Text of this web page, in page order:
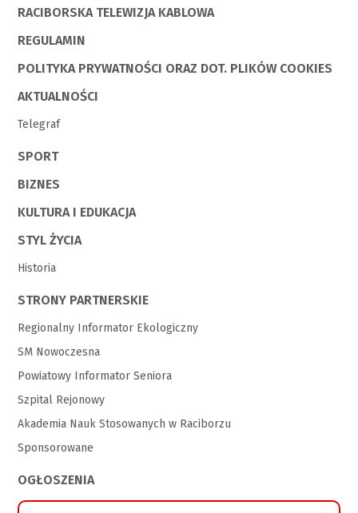
RACIBORSKA TELEWIZJA KABLOWA
REGULAMIN
POLITYKA PRYWATNOŚCI ORAZ DOT. PLIKÓW COOKIES
AKTUALNOŚCI
Telegraf
SPORT
BIZNES
KULTURA I EDUKACJA
STYL ŻYCIA
Historia
STRONY PARTNERSKIE
Regionalny Informator Ekologiczny
SM Nowoczesna
Powiatowy Informator Seniora
Szpital Rejonowy
Akademia Nauk Stosowanych w Raciborzu
Sponsorowane
OGŁOSZENIA